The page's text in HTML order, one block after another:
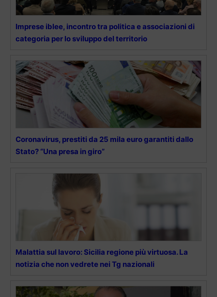
Imprese iblee, incontro tra politica e associazioni di
categoria per lo sviluppo del territorio
Coronavirus, prestiti da 25 mila euro garantiti dallo
Stato? “Una presa in giro”
Malattia sul lavoro: Sicilia regione più virtuosa. La
notizia che non vedrete nei Tg nazionali